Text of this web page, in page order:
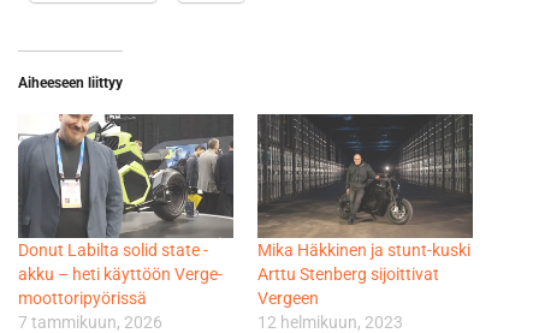
Aiheeseen liittyy
Donut Labilta solid state -
akku – heti käyttöön Verge-
moottoripyörissä
7 tammikuun, 2026
Mika Häkkinen ja stunt-kuski
Arttu Stenberg sijoittivat
Vergeen
12 helmikuun, 2023